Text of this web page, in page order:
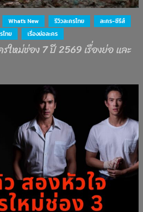
What's New รีวิวละครไทย
ละคร-ซีรีส์
ไทย เรื่องย่อละคร
ใหม่ช่อง 7 ปี 2569 เรื่องย่อ และ